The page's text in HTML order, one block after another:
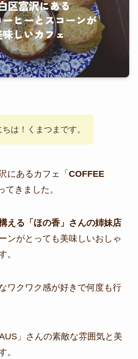
ちは！くまつまです。
にあるカフェ「 COFFEE
てきました。
える「ほの香」さんの姉妹店
ンがとっても美味しいおしゃ
。
ワクワク感が好きで何度も行
」さんの素敵な雰囲気と美
。